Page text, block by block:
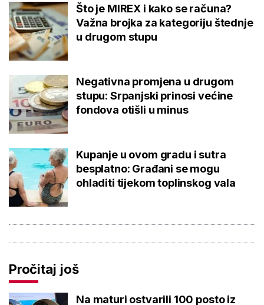
Što je MIREX i kako se računa?
Važna brojka za kategoriju štednje
u drugom stupu
Negativna promjena u drugom
stupu: Srpanjski prinosi većine
fondova otišli u minus
Kupanje u ovom gradu i sutra
besplatno: Građani se mogu
ohladiti tijekom toplinskog vala
Pročitaj još
Na maturi ostvarili 100 posto iz